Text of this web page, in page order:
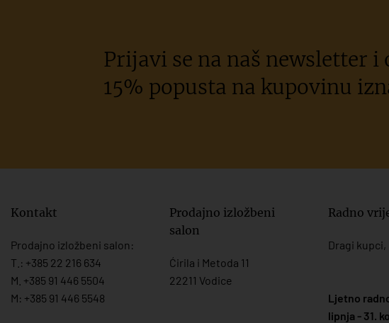
Prijavi se na naš newsletter i
15% popusta na kupovinu
Kontakt
Prodajno izložbeni salon:
T.: +385 22 216 634
M. +385 91 446 5504
M: +385 91 446 5548
Prodajno izložbeni
salon
Ćirila i Metoda 11
22211 Vodice
Radno
Dragi kupci,
Ljetno
lipnja - 31.